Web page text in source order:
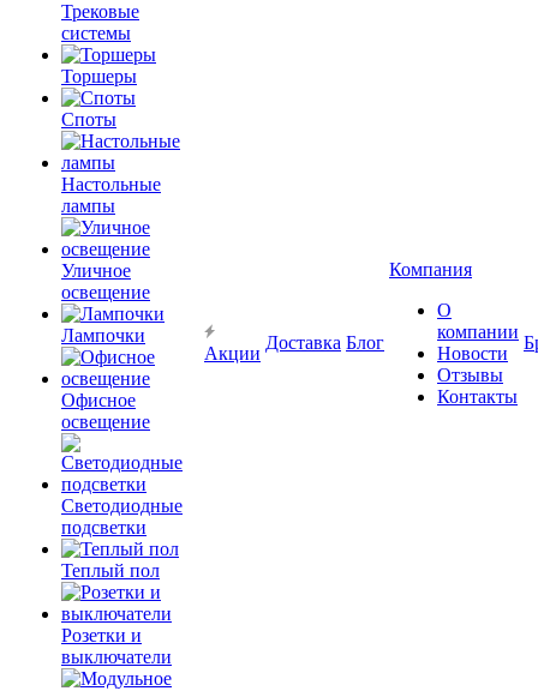
Трековые
системы
Торшеры
Споты
Настольные
лампы
Уличное
освещение
Лампочки
Офисное
освещение
Светодиодные
подсветки
Теплый пол
Розетки и
выключатели
Акции
Доставка Блог
Компания
О
компании
Новости
Отзывы
Контакты